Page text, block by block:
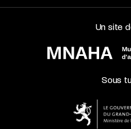
Un site
Sous